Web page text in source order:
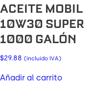
ACEITE MOBIL
10W30 SUPER
1000 GALÓN
$29.88 (incluido IVA)
Añadir al carrito